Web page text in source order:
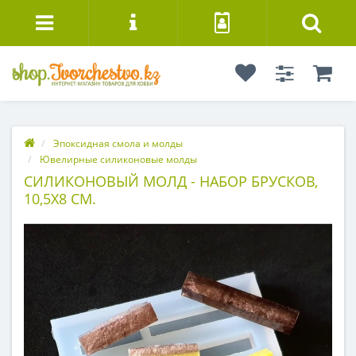
Эпоксидная смола и молды
Ювелирные силиконовые молды
СИЛИКОНОВЫЙ МОЛД - НАБОР БРУСКОВ,
10,5Х8 СМ.